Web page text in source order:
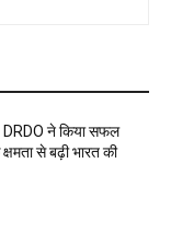
DRDO ने किया सफल
से बढ़ी भारत की